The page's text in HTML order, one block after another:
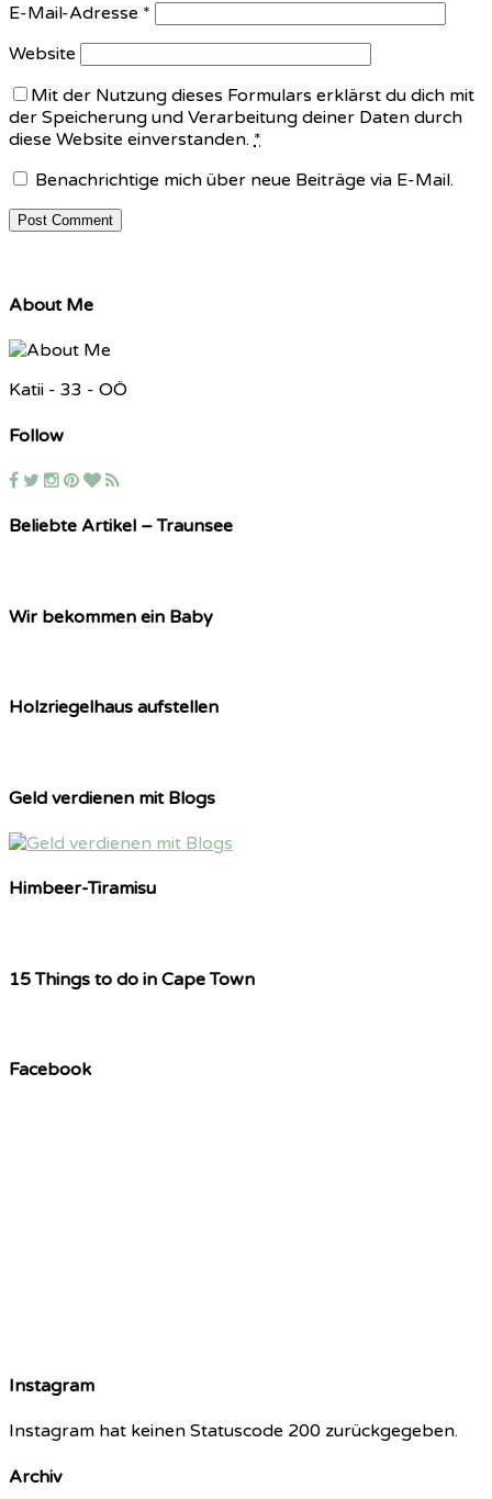
E-Mail-Adresse *
Website
Mit der Nutzung dieses Formulars erklärst du dich mit
der Speicherung und Verarbeitung deiner Daten durch
diese Website einverstanden. *
Benachrichtige mich über neue Beiträge via E-Mail.
About Me
Katii - 33 - OÖ
Follow
Beliebte Artikel – Traunsee
Wir bekommen ein Baby
Holzriegelhaus aufstellen
Geld verdienen mit Blogs
Himbeer-Tiramisu
15 Things to do in Cape Town
Facebook
Instagram
Instagram hat keinen Statuscode 200 zurückgegeben.
Archiv